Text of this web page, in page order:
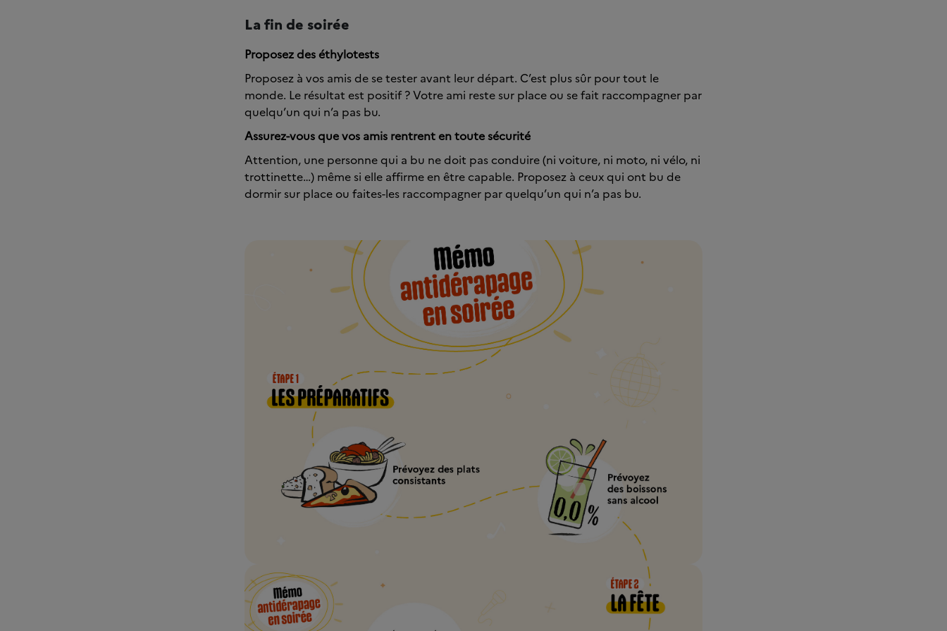
La fin de soirée
Proposez des éthylotests
Proposez à vos amis de se tester avant leur départ. C’est plus sûr pour tout le
monde. Le résultat est positif ? Votre ami reste sur place ou se fait raccompagner par
quelqu’un qui n’a pas bu.
Assurez-vous que vos amis rentrent en toute sécurité
Attention, une personne qui a bu ne doit pas conduire (ni voiture, ni moto, ni vélo, ni
trottinette…) même si elle affirme en être capable. Proposez à ceux qui ont bu de
dormir sur place ou faites-les raccompagner par quelqu’un qui n’a pas bu.